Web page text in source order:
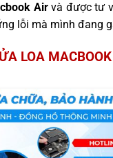
Airvà được tư
lỗi mà mình đang
LOA